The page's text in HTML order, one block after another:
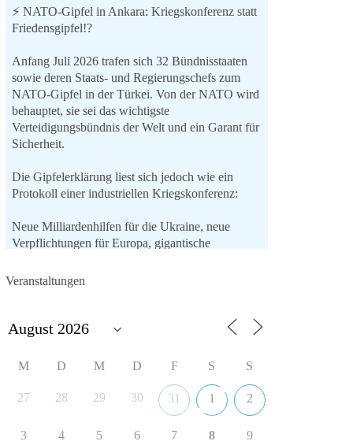
⚡️ NATO-Gipfel in Ankara: Kriegskonferenz statt
Friedensgipfel!?
Anfang Juli 2026 trafen sich 32 Bündnisstaaten
sowie deren Staats- und Regierungschefs zum
NATO-Gipfel in der Türkei. Von der NATO wird
behauptet, sie sei das wichtigste
Verteidigungsbündnis der Welt und ein Garant für
Sicherheit.
Die Gipfelerklärung liest sich jedoch wie ein
Protokoll einer industriellen Kriegskonferenz:
Neue Milliardenhilfen für die Ukraine, neue
Verpflichtungen für Europa, gigantische
Verteidigungsindustrie, Modernisierung der
Forderung, der Iran dürfe keine Kernwaffe
friedensorientierte Politik?
Veranstaltungen
M D M D F S S
27 28 29 30 31 1 2
3 4 5 6 7 8 9